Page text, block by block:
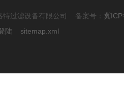
特过滤设备有限公司 备案号： 冀
陆 sitemap.xml